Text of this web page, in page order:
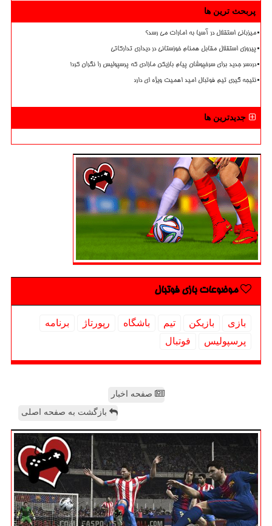
پربحث ترین ها
میزبانی استقلال در آسیا به امارات می رسد؟
پیروزی استقلال مقابل همنام خوزستانی در دیداری تدارکاتی
دردسر جدید برای سرخپوشان پیام بازیکن مازادی که پرسپولیس را نگران کرد!
نتیجه گیری تیم فوتبال امید اهمیت ویژه ای دارد
جدیدترین ها
موضوعات بازی فوتبال
بازی بازیكن تیم باشگاه رپورتاژ
برنامه
پرسپولیس
فوتبال
صفحه اخبار
بازگشت به صفحه اصلی